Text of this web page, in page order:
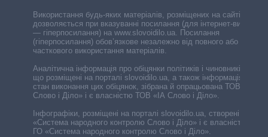
Використання будь-яких матеріалів, розміщених на сайті,
дозволяється при вказуванні посилання (для інтернет-видань
— гіперпосилання) на www.slovoidilo.ua. Посилання
(гіперпосилання) обов’язкове незалежно від повного або
часткового використання матеріалів.
Аналітична інформація про обіцянки політиків і чиновників,
що розміщені на порталі slovoidilo.ua, а також інформація про
стан виконання цих обіцянок, зібрана й опрацьована ТОВ «ІА
Слово і Діло» і є власністю ТОВ «ІА Слово і Діло».
Інфографіки, розміщені на порталі slovoidilo.ua, створені ГО
«Система народного контролю Слово і Діло» і є власністю
ГО «Система народного контролю Слово і Діло».